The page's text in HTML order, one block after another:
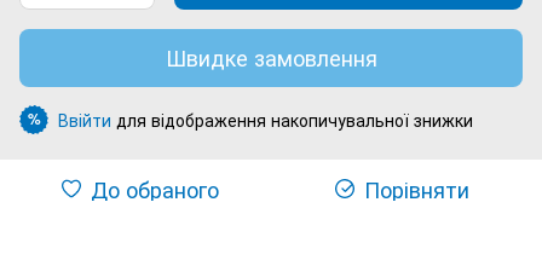
Швидке замовлення
% Ввійти для відображення накопичувальної знижки
До обраного Порівняти